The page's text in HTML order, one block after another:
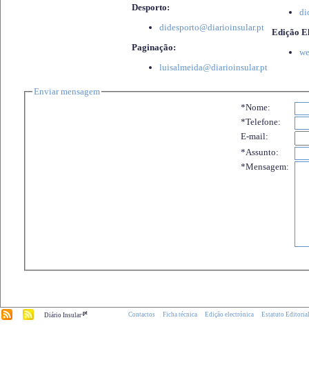
Desporto:
didesporto@diarioinsular.pt
Paginação:
luisalmeida@diarioinsular.pt
Edição
Enviar mensagem
*Nome:
*Telefone:
E-mail:
*Assunto:
*Mensagem:
Diário Insular.pt Contactos Ficha técnica Edição electrónica Estatuto Editorial